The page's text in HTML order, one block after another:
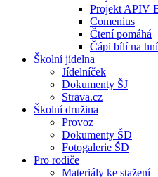
Projekt APIV
Comenius
Čtení pomáhá
Čápi bílí na
Školní jídelna
Jídelníček
Dokumenty ŠJ
Strava.cz
Školní družina
Provoz
Dokumenty ŠD
Fotogalerie ŠD
Pro rodiče
Materiály ke stažení